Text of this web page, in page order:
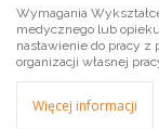
Wymagania
medycznego lub
nastawienie do pracy z
organizacji własnej
Więcej informacji